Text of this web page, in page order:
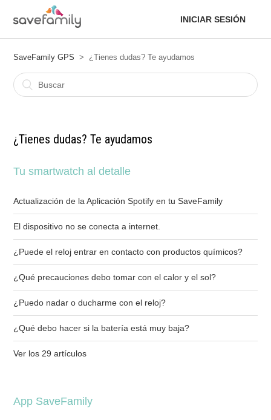
INICIAR SESIÓN
SaveFamily GPS ¿Tienes dudas? Te ayudamos
¿Tienes dudas? Te ayudamos
Tu smartwatch al detalle
Actualización de la Aplicación Spotify en tu SaveFamily
El dispositivo no se conecta a internet.
¿Puede el reloj entrar en contacto con productos químicos?
¿Qué precauciones debo tomar con el calor y el sol?
¿Puedo nadar o ducharme con el reloj?
¿Qué debo hacer si la batería está muy baja?
Ver los 29 artículos
App SaveFamily